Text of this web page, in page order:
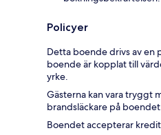
Policyer
Detta boende drivs av en
boende är kopplat till
yrke.
Gästerna kan vara tryggt
brandsläckare på
Boendet accepterar